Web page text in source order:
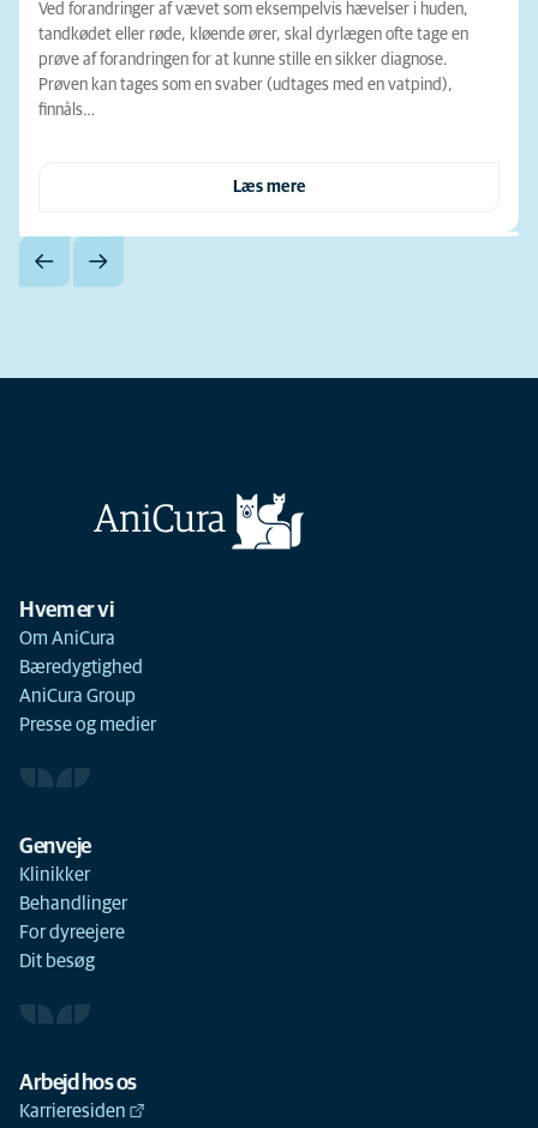
Ved forandringer af vævet som eksempelvis hævelser i huden,
tandkødet eller røde, kløende ører, skal dyrlægen ofte tage en
prøve af forandringen for at kunne stille en sikker diagnose.
Prøven kan tages som en svaber (udtages med en vatpind),
finnåls…
Læs mere
Hvem er vi
Om AniCura
Bæredygtighed
AniCura Group
Presse og medier
Genveje
Klinikker
Behandlinger
For dyreejere
Dit besøg
Arbejd hos os
Karrieresiden